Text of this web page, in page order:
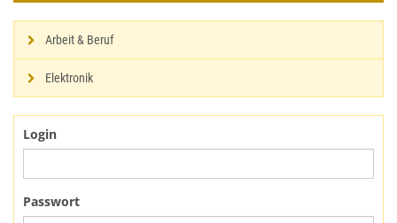
Arbeit & Beruf
Elektronik
Login
Passwort